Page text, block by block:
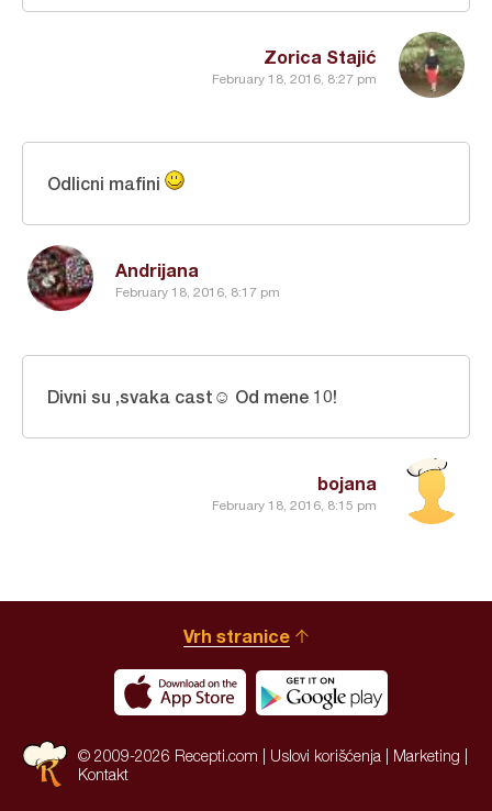
Zorica Stajić
February 18, 2016, 8:27 pm
Andrijana
February 18, 2016, 8:17 pm
Odlicni mafini
bojana
February 18, 2016, 8:15 pm
Divni su ,svaka cast☺ Od mene 10!
Vrh stranice
© 2009-2026 Recepti.com | Uslovi korišćenja Marketing
Kontakt